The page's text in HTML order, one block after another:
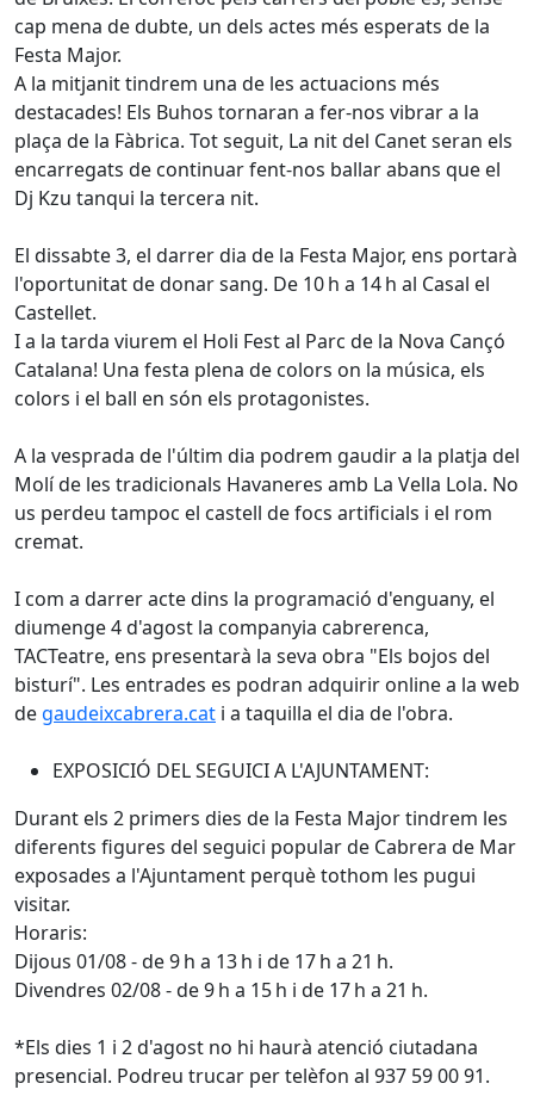
cap mena de dubte, un dels actes més esperats de la
Festa Major.
A la mitjanit tindrem una de les actuacions més
destacades! Els Buhos tornaran a fer-nos vibrar a la
plaça de la Fàbrica. Tot seguit, La nit del Canet seran els
encarregats de continuar fent-nos ballar abans que el
Dj Kzu tanqui la tercera nit.
El dissabte 3, el darrer dia de la Festa Major, ens portarà
l'oportunitat de donar sang. De 10 h a 14 h al Casal el
Castellet.
I a la tarda viurem el Holi Fest al Parc de la Nova Cançó
Catalana! Una festa plena de colors on la música, els
colors i el ball en són els protagonistes.
A la vesprada de l'últim dia podrem gaudir a la platja del
Molí de les tradicionals Havaneres amb La Vella Lola. No
us perdeu tampoc el castell de focs artificials i el rom
cremat.
I com a darrer acte dins la programació d'enguany, el
diumenge 4 d'agost la companyia cabrerenca,
TACTeatre, ens presentarà la seva obra "Els bojos del
bisturí". Les entrades es podran adquirir online a la web
de gaudeixcabrera.cat i a taquilla el dia de l'obra.
EXPOSICIÓ DEL SEGUICI A L'AJUNTAMENT:
Durant els 2 primers dies de la Festa Major tindrem les
diferents figures del seguici popular de Cabrera de Mar
exposades a l'Ajuntament perquè tothom les pugui
visitar.
Horaris:
Dijous 01/08 - de 9 h a 13 h i de 17 h a 21 h.
Divendres 02/08 - de 9 h a 15 h i de 17 h a 21 h.
*Els dies 1 i 2 d'agost no hi haurà atenció ciutadana
presencial. Podreu trucar per telèfon al 937 59 00 91.